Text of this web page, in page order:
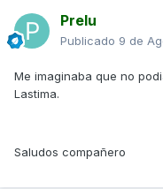
Prelu
Publicado 9 de
Me imaginaba que no
Lastima.
Saludos compañero